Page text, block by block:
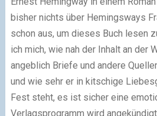
bisher nichts über Hemingsways
schon aus, um dieses Buch lesen
ich mich, wie nah der Inhalt an der
angeblich Briefe und andere
und wie sehr er in kitschige
Fest steht, es ist sicher eine
Verlagsprogramm wird